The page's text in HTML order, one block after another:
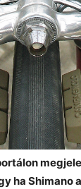
ha Shimano